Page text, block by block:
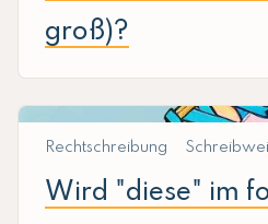
groß)?
Rechtschreibung
Wird "diese" im